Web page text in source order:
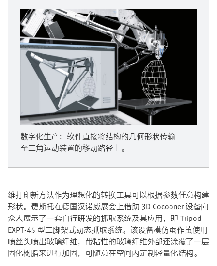
数字化生产：软件直接将结构的几何形状传输
至三角运动装置的移动路径上。
维打印新方法作为理想化的转换工具可以根据参数任意构建
形状。费斯托在德国汉诺威展会上借助 3D Cocooner 设备向
众人展示了一套自行研发的抓取系统及其应用，即 Tripod
EXPT-45 型三脚架式动态抓取系统。该设备模仿蚕作茧使用
喷丝头喷出玻璃纤维，带粘性的玻璃纤维外部还涂覆了一层
固化树脂来进行加固，可随意在空间内定制轻量化结构。